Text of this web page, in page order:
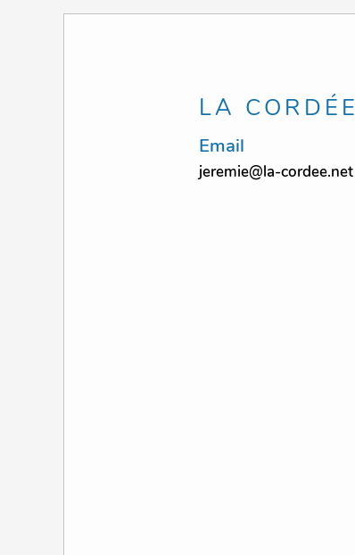
LA CORDÉE
Email
jeremie@la-cordee.net